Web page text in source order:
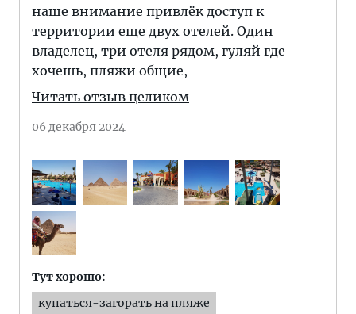
наше внимание привлёк доступ к
территории еще двух отелей. Один
владелец, три отеля рядом, гуляй где
хочешь, пляжи общие,
Читать отзыв целиком
06 декабря 2024
Тут хорошо:
купаться-загорать на пляже